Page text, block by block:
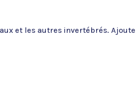
et les autres invertébrés.